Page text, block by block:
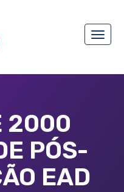
Toggle
2000
PÓS-
EAD